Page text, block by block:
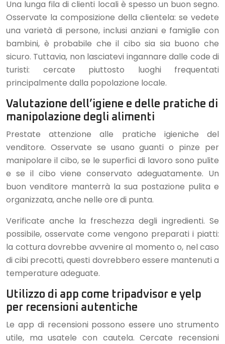
Una lunga fila di clienti locali è spesso un buon segno.
Osservate la composizione della clientela: se vedete
una varietà di persone, inclusi anziani e famiglie con
bambini, è probabile che il cibo sia sia buono che
sicuro. Tuttavia, non lasciatevi ingannare dalle code di
turisti: cercate piuttosto luoghi frequentati
principalmente dalla popolazione locale.
Valutazione dell’igiene e delle pratiche di
manipolazione degli alimenti
Prestate attenzione alle pratiche igieniche del
venditore. Osservate se usano guanti o pinze per
manipolare il cibo, se le superfici di lavoro sono pulite
e se il cibo viene conservato adeguatamente. Un
buon venditore manterrà la sua postazione pulita e
organizzata, anche nelle ore di punta.
Verificate anche la freschezza degli ingredienti. Se
possibile, osservate come vengono preparati i piatti:
la cottura dovrebbe avvenire al momento o, nel caso
di cibi precotti, questi dovrebbero essere mantenuti a
temperature adeguate.
Utilizzo di app come tripadvisor e yelp
per recensioni autentiche
Le app di recensioni possono essere uno strumento
utile, ma usatele con cautela. Cercate recensioni